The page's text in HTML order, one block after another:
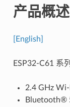
产品概述
[English]
ESP32-C61 系
2.4 GHz
Bluetooth®